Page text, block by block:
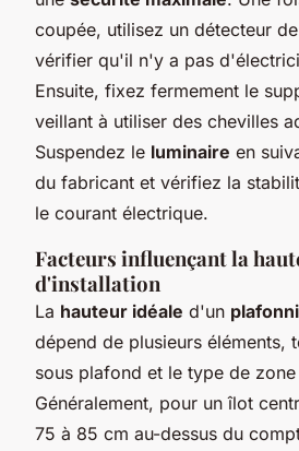
coupée, utilisez un détecteur
vérifier qu'il n'y a pas
Ensuite, fixez fermement le
veillant à utiliser des chevilles
Suspendez le luminaire en
du fabricant et vérifiez la
le courant électrique.
Facteurs influençant la
d'installation
La hauteur idéale d'un
dépend de plusieurs éléments,
sous plafond et le type de
Généralement, pour un îlot
75 à 85 cm au-dessus du